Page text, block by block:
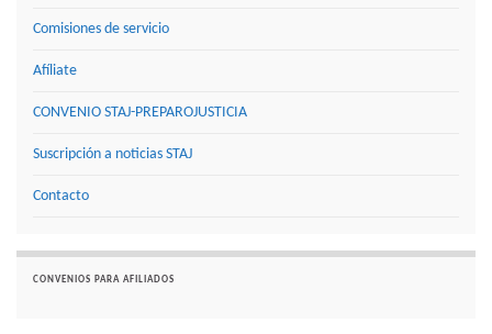
Comisiones de servicio
Afíliate
CONVENIO STAJ-PREPAROJUSTICIA
Suscripción a noticias STAJ
Contacto
CONVENIOS PARA AFILIADOS